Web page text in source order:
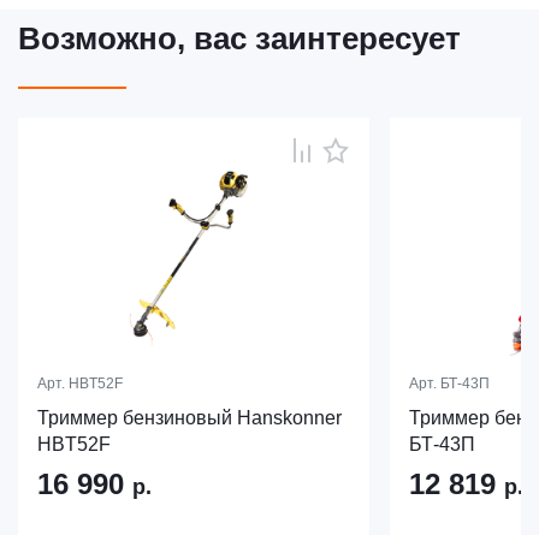
Возможно, вас заинтересует
Арт. HBT52F
Триммер бензиновый Hanskonner
HBT52F
16 990 р.
Арт. БТ-43П
Триммер
БТ-43П
12 819 р.